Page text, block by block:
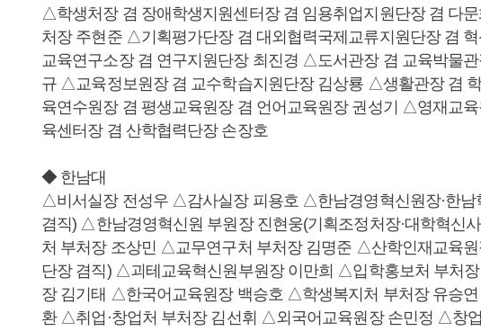
△학생처장 겸 장애학생지원센터장 겸 임용취업지원단장 겸 다
처장 주현준 △기획평가단장 겸 대외협력국제교류지원단장 겸
교육연구소장 겸 연구지원단장 최진경 △도서관장 겸 교육박물
규 △교육정보원장 겸 교수학습지원단장 김상룡 △생활관장 겸
육연수원장 겸 평생교육원장 겸 언어교육원장 권성기 △영재교
육센터장 겸 산학협력단장 손장호
◆ 한남대
△비서실장 전성우 △감사실장 피용호 △한남경영혁신원장·한남
겸직) △한남경영혁신원 부원장 진현웅(기획조정처장·대학혁신
처 부처장 조상민 △교무연구처 부처장 김명준 △산학인재교육원
단장 겸직) △괴테교육혁신원부원장 이만희 △입학홍보처 부처
장 김기태 △한국어교육원장 백승호 △학생복지처 부처장 유승
환 △취업·창업처 부처장 김선휘 △외국어교육원장 손민정 △창